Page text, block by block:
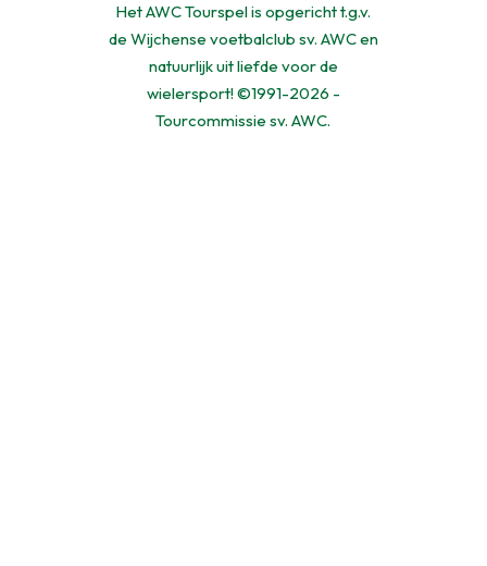
Het AWC Tourspel is opgericht t.g.v.
de Wijchense voetbalclub sv. AWC en
natuurlijk uit liefde voor de
wielersport! ©1991-2026 -
Tourcommissie sv. AWC.